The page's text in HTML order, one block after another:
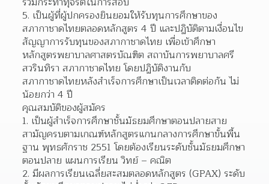
เป็นผู้ที่ผู้ปกครองยินยอมให้รับทุนการศึกษาของ
สภากาชาดไทยตลอดหลักสูตร 4 ปี และปฏิบัติตามเงื่อนไข
สัญญาการรับทุนของสภากาชาดไทย เพื่อเข้าศึกษา
หลักสูตรพยาบาลศาสตรบัณฑิต สถาบันการพยาบาลศรี
สวรินทิรา สภากาชาดไทย โดยปฏิบัติงานกับ
สภากาชาดไทยหลังสำเร็จการศึกษาเป็นเวลาติดต่อกัน ไม่
น้อยกว่า 4 ปี
คุณสมบัติของผู้สมัคร
เป็นผู้สำเร็จการศึกษาชั้นมัธยมศึกษาตอนปลายสาย
สามัญครบตามเกณฑ์หลักสูตรแกนกลางการศึกษาขั้นพื้น
ฐาน พุทธศักราช 2551 โดยต้องเรียนระดับชั้นมัธยมศึกษา
ตอนปลาย แผนการเรียน วิทย์ – คณิต
มีผลการเรียนเฉลี่ยสะสมตลอดหลักสูตร (GPAX) ระดับ